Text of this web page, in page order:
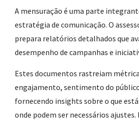
A mensuração é uma parte
estratégia de comunicação. O
prepara relatórios detalhados que
desempenho de campanhas e
Estes documentos rastreiam
engajamento, sentimento do
fornecendo insights sobre o que
onde podem ser necessários